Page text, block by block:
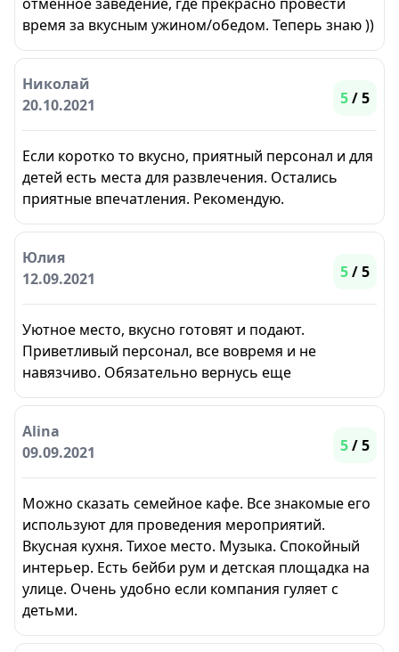
время за вкусным ужином/обедом. Теперь знаю ))
Николай
20.10.2021
5/ 5
Если коротко то вкусно, приятный персонал и для
детей есть места для развлечения. Остались
приятные впечатления. Рекомендую.
Юлия
12.09.2021
5/ 5
Уютное место, вкусно готовят и подают.
Приветливый персонал, все вовремя и не
навязчиво. Обязательно вернусь еще
Alina
09.09.2021
5/ 5
Можно сказать семейное кафе. Все знакомые его
используют для проведения мероприятий.
Вкусная кухня. Тихое место. Музыка. Спокойный
интерьер. Есть бейби рум и детская площадка на
улице. Очень удобно если компания гуляет с
детьми.